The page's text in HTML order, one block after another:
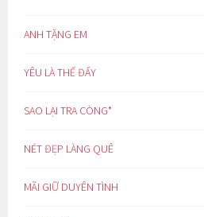
ANH TẶNG EM
YÊU LÀ THẾ ĐẤY
SAO LẠI TRA CÒNG*
NÉT ĐẸP LÀNG QUÊ
MÃI GIỮ DUYÊN TÌNH